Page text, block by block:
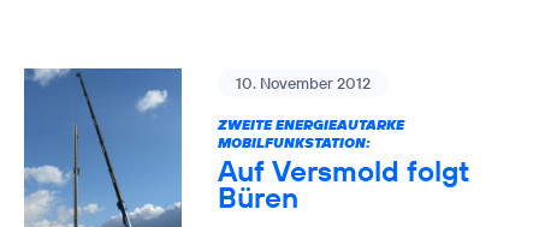
10. November 2012
ZWEITE ENERGIEAUTARKE
MOBILFUNKSTATION:
Auf Versmold folgt
Büren